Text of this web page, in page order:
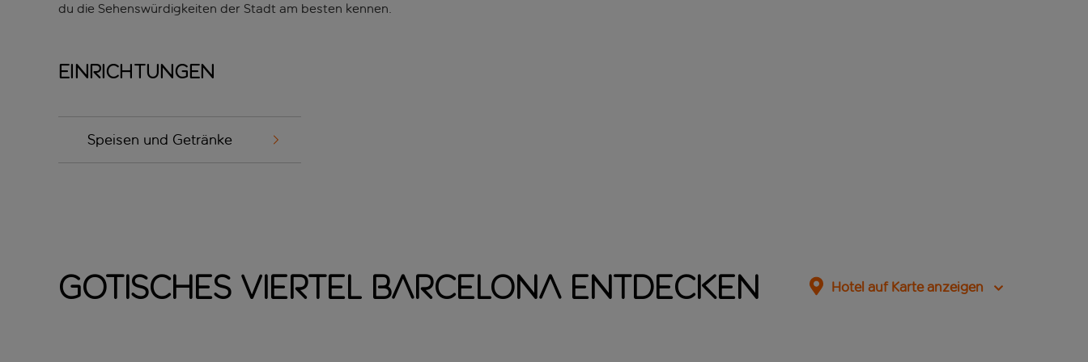
du die Sehenswürdigkeiten der Stadt am besten kennen.
Einrichtungen
Speisen und Getränke
Gotisches Viertel Barcelona entdecken Hotel auf Karte anzeigen